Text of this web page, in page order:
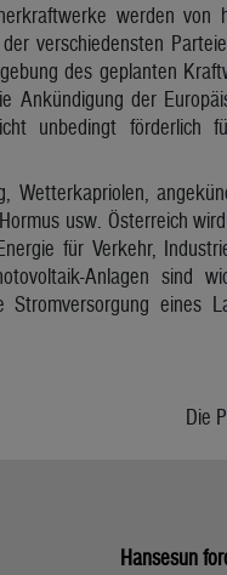
werden von
verschiedensten
des geplanten
Ankündigung der
unbedingt förderlich
Wetterkapriolen,
usw. Österreich
für Verkehr,
Anlagen sind
eines
Die
Hansesun